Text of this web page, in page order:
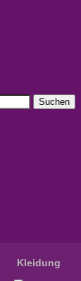
Suchen
Kleidung